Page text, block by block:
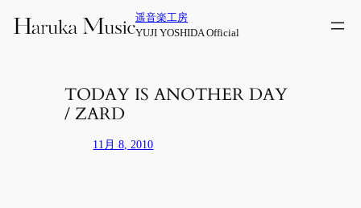
容
遥音楽工房
YUJI YOSHIDA Official
TODAY IS ANOTHER DAY
/ ZARD
11月 8, 2010